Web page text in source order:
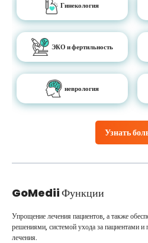
Узнать
Гинекология
ЭКО и фертильность
неврология
GoMediiФункции
Упрощение лечения пациентов, а также
решениями, системой ухода за пациентами и
лечения.